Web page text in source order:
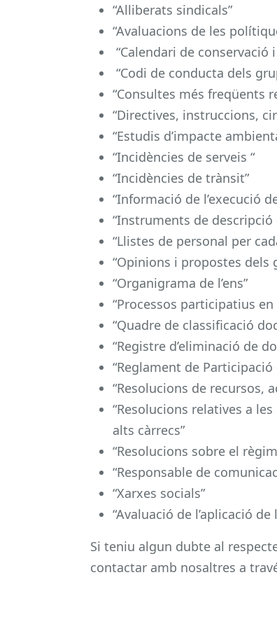
“Alliberats sindicals”
“Avaluacions de les
“Calendari de conservació
“Codi de conducta dels
“Consultes més freqüents
“Directives, instruccions,
“Estudis d’impacte
“Incidències de serveis “
“Incidències de trànsit”
“Informació de l’execució
“Instruments de descripció
“Llistes de personal per
“Opinions i propostes dels
“Organigrama de l’ens”
“Processos participatius
“Quadre de classificació
“Registre d’eliminació de
“Reglament de Participació
“Resolucions de recursos,
“Resolucions relatives a
alts càrrecs”
“Resolucions sobre el
“Responsable de
“Xarxes socials”
“Avaluació de l’aplicació de
Si teniu algun dubte al
contactar amb nosaltres a